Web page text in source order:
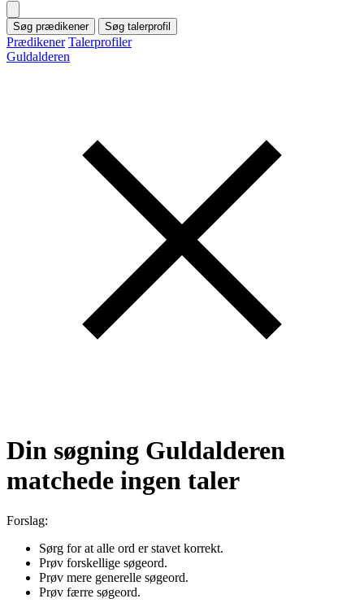
Søg prædikener Søg talerprofil
Prædikener Talerprofiler
Guldalderen
Din søgning Guldalderen
matchede ingen taler
Forslag:
Sørg for at alle ord er stavet korrekt.
Prøv forskellige søgeord.
Prøv mere generelle søgeord.
Prøv færre søgeord.